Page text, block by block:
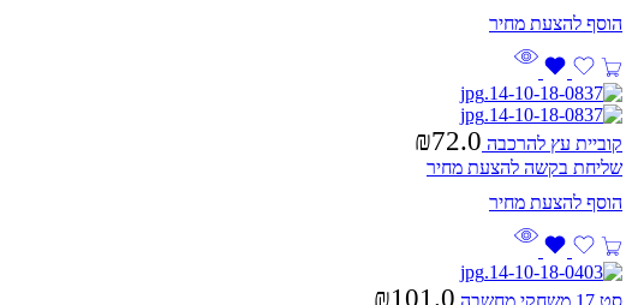
קוביית עץ להרכבה ₪72.0
שליחת בקשה להצעת מחיר
סט 17 משחקי מחשבה ₪101.0